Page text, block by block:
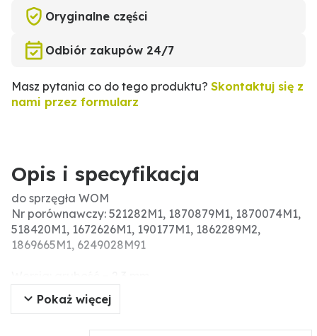
Oryginalne części
Odbiór zakupów 24/7
Masz pytania co do tego produktu? Skontaktuj się z
nami przez formularz
Opis i specyfikacja
do sprzęgła WOM
Nr porównawczy: 521282M1, 1870879M1, 1870074M1,
518420M1, 1672626M1, 190177M1, 1862289M2,
1869665M1, 6249028M91
wew. = 87,8 mm
zew. = 128,3 mm
Pokaż więcej